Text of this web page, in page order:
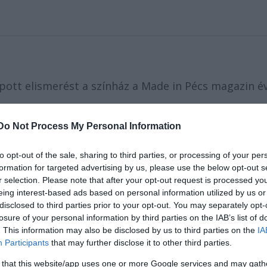
Not Process My Personal Information
opt-out of the sale, sharing to third parties, or processing of your
for targeted advertising by us, please use the below opt-out
selection. Please note that after your opt-out request is processed
interest-based ads based on personal information utilized by us
to third parties prior to your opt-out. You may separately
of your personal information by third parties on the IAB’s list of
This information may also be disclosed by us to third parties on the
Participants that may further disclose it to other third parties.
that this website/app uses one or more Google services and may
elismerést a színház a Made in Pécs magazin
ben féltucat előadást állított színpadra Pécsett, a
kőszínházról van szó: elsősorban független
előadásait mutatták be. Pécsre látogatott
mutatta be Agota KristofA nagy füzetcímű
és a Forte Társulat közös előadásban, az Orlai
A csemegepultos naplójátadta elő.